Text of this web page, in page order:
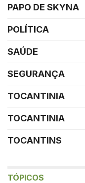
PAPO DE SKYNA
POLÍTICA
SAÚDE
SEGURANÇA
TOCANTINIA
TOCANTINIA
TOCANTINS
TÓPICOS